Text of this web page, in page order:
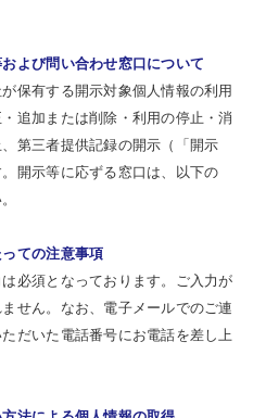
よび問い合わせ窓口について
保有する開示対象個人情報の利用
追加または削除・利用の停止・消
第三者提供記録の開示（「開示
開示等に応ずる窓口は、以下の
ての注意事項
必須となっております。ご入力が
せん。なお、電子メールでのご連
だいた電話番号にお電話を差し上